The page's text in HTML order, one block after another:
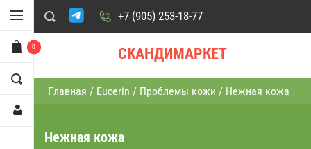
0
+7 (905) 253-18-77
СКАНДИМАРКЕТ
Главная / Eucerin / Проблемы кожи / Нежная кожа
Нежная кожа